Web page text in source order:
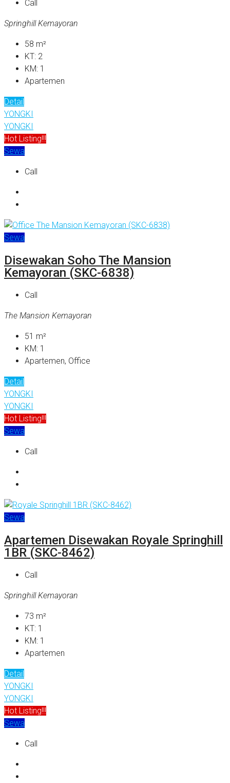
Call
Springhill Kemayoran
58 m²
KT: 2
KM: 1
Apartemen
Detail
YONGKI
YONGKI
Hot Listing!!!
Sewa
Call
Sewa
Disewakan Soho The Mansion
Kemayoran (SKC-6838)
Call
The Mansion Kemayoran
51 m²
KM: 1
Apartemen, Office
Detail
YONGKI
YONGKI
Hot Listing!!!
Sewa
Call
Sewa
Apartemen Disewakan Royale Springhill
1BR (SKC-8462)
Call
Springhill Kemayoran
73 m²
KT: 1
KM: 1
Apartemen
Detail
YONGKI
YONGKI
Hot Listing!!!
Sewa
Call